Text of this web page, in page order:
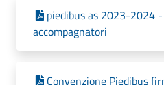
piedibus as 2023-2024
accompagnatori
Convenzione Piedibus